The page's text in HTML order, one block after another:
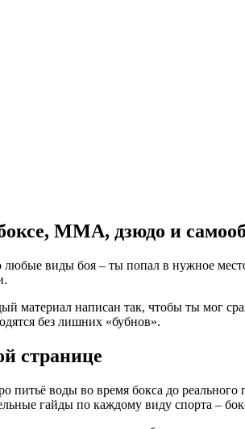
ММА, дзюдо и
виды боя – ты попал в нужное
материал написан так, чтобы ты мог
без лишних «бубнов».
странице
питьё воды во время бокса до
гайды по каждому виду спорта –